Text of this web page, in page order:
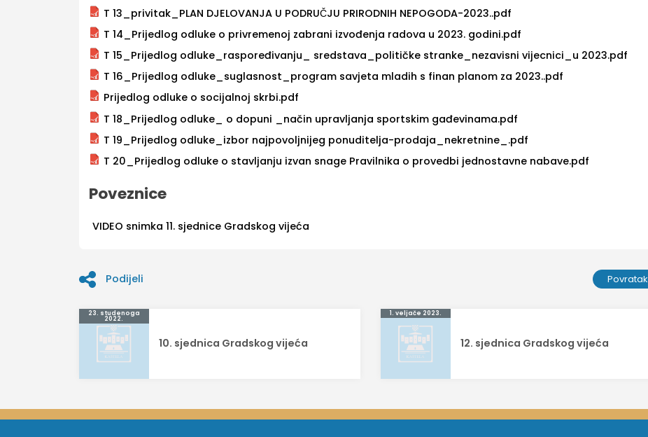
T 13_privitak_PLAN DJELOVANJA U PODRUČJU PRIRODNIH NEPOGODA-2023..pdf
T 14_Prijedlog odluke o privremenoj zabrani izvođenja radova u 2023. godini.pdf
T 15_Prijedlog odluke_raspoređivanju_ sredstava_političke stranke_nezavisni vijecnici_u 2023.pdf
T 16_Prijedlog odluke_suglasnost_program savjeta mladih s finan planom za 2023..pdf
Prijedlog odluke o socijalnoj skrbi.pdf
T 18_Prijedlog odluke_ o dopuni _način upravljanja sportskim gađevinama.pdf
T 19_Prijedlog odluke_izbor najpovoljnijeg ponuditelja-prodaja_nekretnine_.pdf
T 20_Prijedlog odluke o stavljanju izvan snage Pravilnika o provedbi jednostavne nabave.pdf
Poveznice
VIDEO snimka 11. sjednice Gradskog vijeća
Podijeli Povratak
Navigacija
objava
23. studenoga
2022.
10. sjednica Gradskog vijeća
1. veljače 2023.
12. sjednica Gradskog vijeća